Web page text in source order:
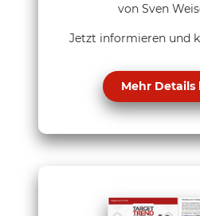
von Sven
Jetzt informieren und
Mehr Details